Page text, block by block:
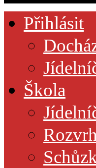
Přihlásit
Škola